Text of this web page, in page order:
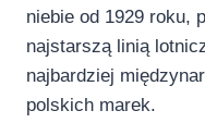
niebie od 1929 roku,
najstarszą linią
najbardziej
polskich marek.